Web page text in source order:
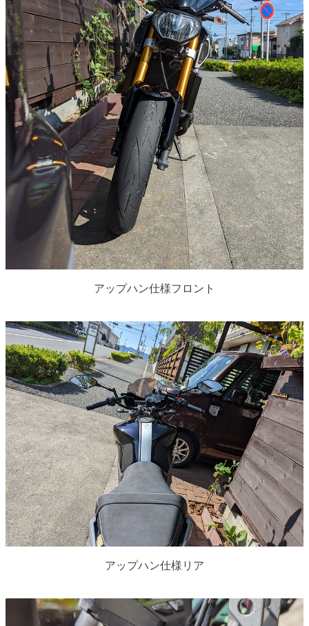
アップハン仕様フロント
アップハン仕様リア